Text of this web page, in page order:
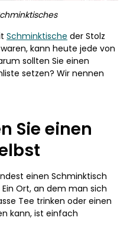
Schminktische der Stolz
kann heute jede von
sollten Sie einen
setzen? Wir nennen
Sie einen
einen Schminktisch
Ort, an dem man sich
Tee trinken oder einen
kann, ist einfach